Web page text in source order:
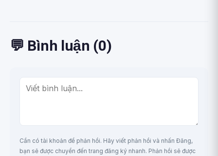
💬 Bình luận (0)
Cần có tài khoản để phản hồi. Hãy viết phản hồi và nhấn Đăng,
bạn sẽ được chuyển đến trang đăng ký nhanh. Phản hồi sẽ được